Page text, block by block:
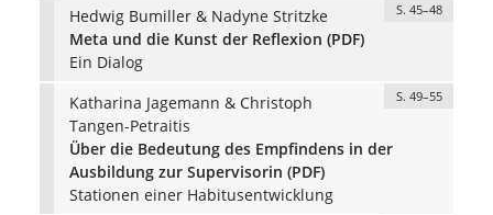
Hedwig Bumiller & Nadyne Stritzke
S. 45–48
Meta und die Kunst der Reflexion (PDF)
Ein Dialog
Katharina Jagemann & Christoph
Tangen-Petraitis
S. 49–55
Über die Bedeutung des Empfindens in der
Ausbildung zur Supervisorin (PDF)
Stationen einer Habitusentwicklung